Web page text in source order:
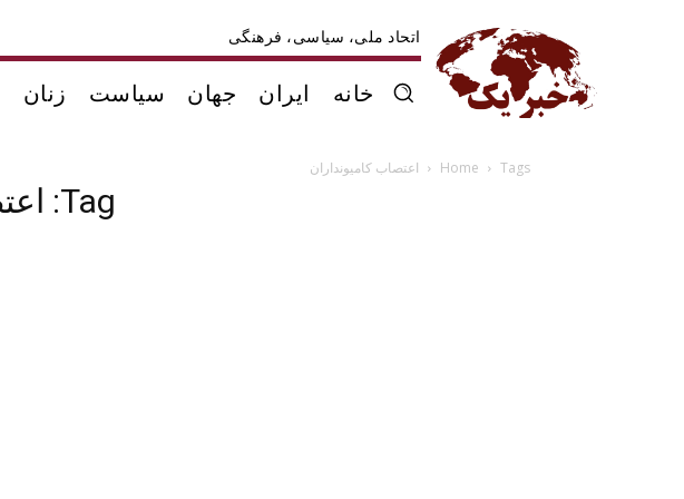
اتحاد ملی، سیاسی، فرهنگی
خانه ایران جهان سیاست زنان
Home Tags اعتصاب کامیونداران
Tag: اعتصاب کامیونداران